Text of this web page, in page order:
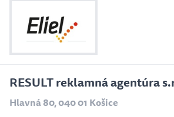
RESULT reklamná agentúra
Hlavná 80, 040 01 Košice